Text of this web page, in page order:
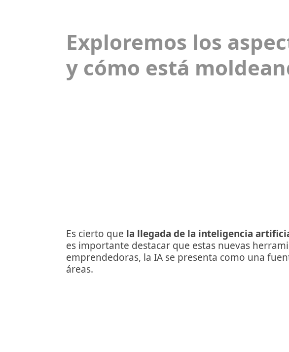
Exploremos los
y cómo está
Es cierto que la llegada de la inteligencia
es importante destacar que estas nuevas
emprendedoras, la IA se presenta como una
áreas.